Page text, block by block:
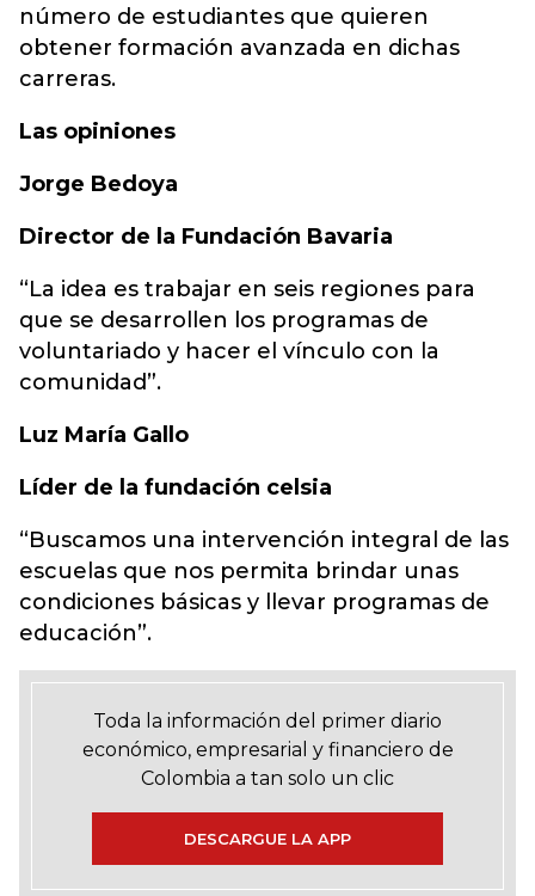
número de estudiantes que quieren
obtener formación avanzada en dichas
carreras.
Las opiniones
Jorge Bedoya
Director de la Fundación Bavaria
“La idea es trabajar en seis regiones para
que se desarrollen los programas de
voluntariado y hacer el vínculo con la
comunidad”.
Luz María Gallo
Líder de la fundación celsia
“Buscamos una intervención integral de las
escuelas que nos permita brindar unas
condiciones básicas y llevar programas de
educación”.
Toda la información del primer diario
económico, empresarial y financiero de
Colombia a tan solo un clic
DESCARGUE LA APP